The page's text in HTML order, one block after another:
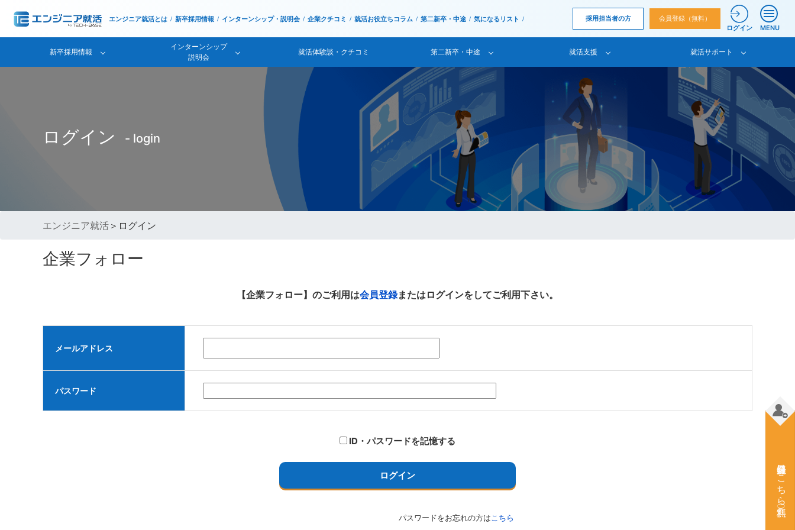
エンジニア就活とは 新卒採用情報 インターンシップ・説明会 企業クチコミ 就活お役立ちコラム 第二新卒・中途 気になるリスト 採用担当者の方
会員登録（無料）
ログイン
MENU
新卒採用情報
インターンシップ
説明会
就活体験談・クチコミ 第二新卒・中途 就活支援 就活サポート
ログイン - login
エンジニア就活 ＞ログイン
企業フォロー
【企業フォロー】のご利用は会員登録またはログインをしてご利用下さい。
メールアドレス
パスワード
ID・パスワードを記憶する
ログイン
パスワードをお忘れの方は こちら
会員登録はこちら（無料）